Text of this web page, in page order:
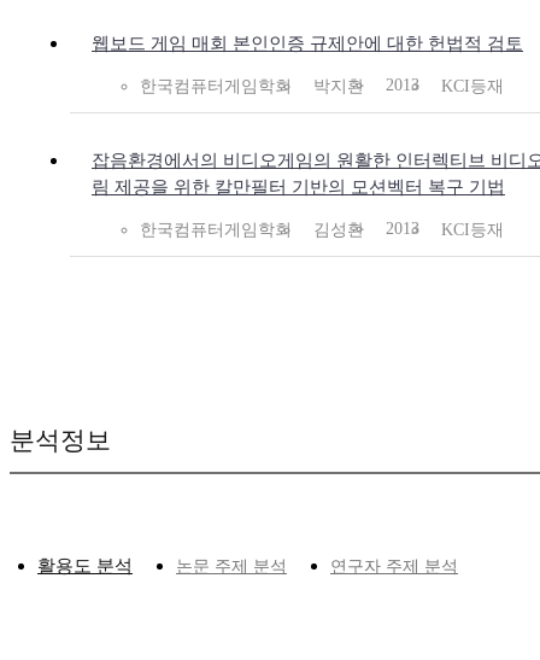
웹보드 게임 매회 본인인증 규제안에 대한 헌법적 검토
한국컴퓨터게임학회 박지환 2013 KCI등재
잡음환경에서의 비디오게임의 원활한 인터렉티브 비디
림 제공을 위한 칼만필터 기반의 모션벡터 복구 기법
한국컴퓨터게임학회 김성환 2013 KCI등재
분석정보
활용도 분석 논문 주제 분석 연구자 주제 분석